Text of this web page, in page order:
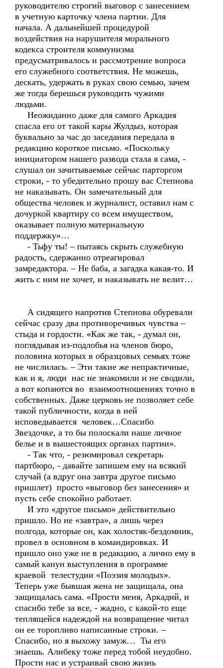
руководителю строгий выговор с занесением
в учетную карточку члена партии. Для
начала. А дальнейшей процедурой
воздействия на нарушителя морального
кодекса строителя коммунизма
предусматривалось и рассмотрение вопроса
его служебного соответствия. Не можешь,
дескать, удержать в руках свою семью, зачем
же тогда берешься руководить чужими
людьми.
Неожиданно даже для самого Аркадия
спасла его от такой кары Жулдыз, которая
буквально за час до заседания передала в
редакцию короткое письмо. «Поскольку
инициатором нашего развода стала я сама, -
слушал он зачитываемые сейчас парторгом
строки, - то убедительно прошу вас Степнова
не наказывать. Он замечательный для
общества человек и журналист, оставил нам с
дочуркой квартиру со всем имуществом,
оказывает полную материальную
поддержку»…
- Тьфу ты! – пытаясь скрыть служебную
радость, сдержанно отреагировал
замредактора. – Не баба, а загадка какая-то. И
жить с ним не хочет, и наказывать не велит…
А сидящего напротив Степнова обуревали
сейчас сразу два противоречивых чувства –
стыда и гордости. «Как же так, - думал он,
поглядывая из-подлобья на членов бюро,
половина которых в образцовых семьях тоже
не числилась. – Эти такие же непрактичные,
как и я, люди нас не знакомили и не сводили,
а вот копаются во взаимоотношениях точно в
собственных. Даже церковь не позволяет себе
такой публичности, когда в ней
исповедывается человек…Спасибо
Звездочке, а то бы полоскали наше личное
белье и в вышестоящих органах партии».
- Так что, - резюмировал секретарь
партбюро, - давайте запишем ему на всякий
случай (а вдруг она завтра другое письмо
пришлет) просто «выговор без занесения» и
пусть себе спокойно работает.
И это «другое письмо» действительно
пришло. Но не «завтра», а лишь через
полгода, которые он, как холостяк-бездомник,
провел в основном в командировках. И
пришло оно уже не в редакцию, а лично ему в
самый канун выступления в программе
краевой телестудии «Поэзия молодых».
Теперь уже бывшая жена не защищала, она
защищалась сама. «Прости меня, Аркадий, и
спасибо тебе за все, - жадно, с какой-то еще
теплящейся надеждой на возвращение читал
он ее торопливо написанные строки. –
Спасибо, но я выхожу замуж… Ты его
знаешь. Алибеку тоже перед тобой неудобно.
Прости нас и устраивай свою жизнь